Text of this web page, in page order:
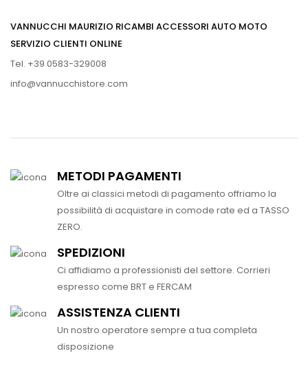
VANNUCCHI MAURIZIO RICAMBI ACCESSORI AUTO MOTO
SERVIZIO CLIENTI ONLINE
Tel. +39 0583-329008
info@vannucchistore.com
METODI PAGAMENTI
Oltre ai classici metodi di pagamento offriamo la
possibilità di acquistare in comode rate ed a TASSO
ZERO.
SPEDIZIONI
Ci affidiamo a professionisti del settore. Corrieri
espresso come BRT e FERCAM
ASSISTENZA CLIENTI
Un nostro operatore sempre a tua completa
disposizione